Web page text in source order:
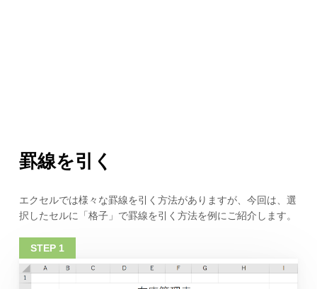
罫線を引く
エクセルでは様々な罫線を引く方法がありますが、今回は、選
択したセルに「格子」で罫線を引く方法を例にご紹介します。